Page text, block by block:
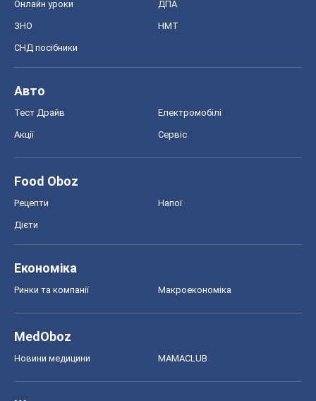
Онлайн уроки ДПА
ЗНО НМТ
СНД посібники
Авто
Тест Драйв Електромобілі
Акції Сервіс
Food Oboz
Рецепти Напої
Дієти
Економіка
Ринки та компанії Макроекономіка
MedOboz
Новини медицини MAMACLUB